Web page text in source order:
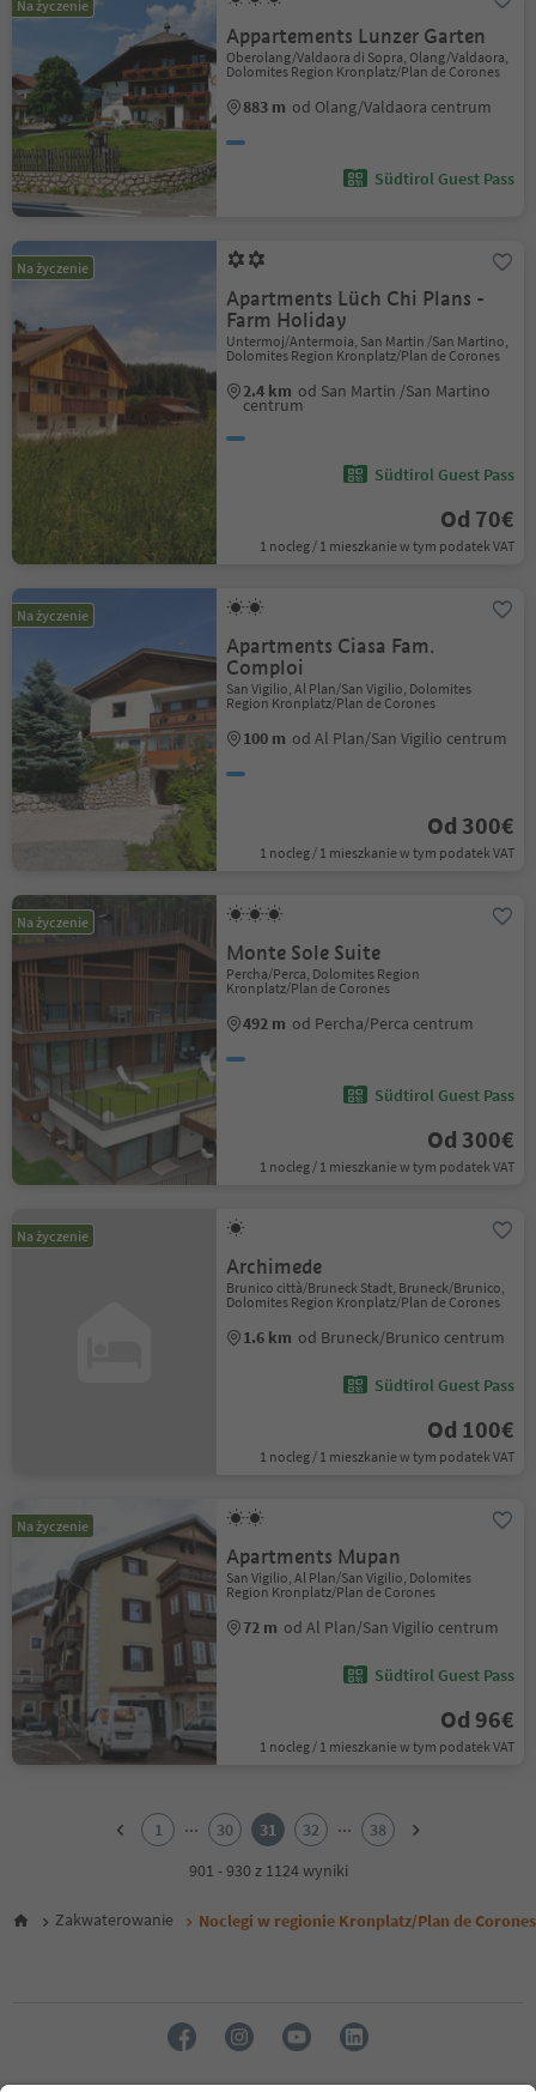
Na życzenie
Appartements Lunzer Garten
Oberolang/Valdaora di Sopra, Olang/Valdaora,
Dolomites Region Kronplatz/Plan de Corones
883 m od Olang/Valdaora centrum
Südtirol Guest Pass
Na życzenie
Apartments Lüch Chi Plans -
Farm Holiday
Untermoj/Antermoia, San Martin /San Martino,
Dolomites Region Kronplatz/Plan de Corones
2.4 km od San Martin /San Martino
centrum
Südtirol Guest Pass
Od 70€
1 nocleg / 1 mieszkanie w tym podatek VAT
Na życzenie
Apartments Ciasa Fam.
Comploi
San Vigilio, Al Plan/San Vigilio, Dolomites
Region Kronplatz/Plan de Corones
100 m od Al Plan/San Vigilio centrum
Od 300€
1 nocleg / 1 mieszkanie w tym podatek VAT
Na życzenie
Monte Sole Suite
Percha/Perca, Dolomites Region
Kronplatz/Plan de Corones
492 m od Percha/Perca centrum
Südtirol Guest Pass
Od 300€
1 nocleg / 1 mieszkanie w tym podatek VAT
Na życzenie
Archimede
Brunico città/Bruneck Stadt, Bruneck/Brunico,
Dolomites Region Kronplatz/Plan de Corones
1.6 km od Bruneck/Brunico centrum
Südtirol Guest Pass
Od 100€
1 nocleg / 1 mieszkanie w tym podatek VAT
Na życzenie
Apartments Mupan
San Vigilio, Al Plan/San Vigilio, Dolomites
Region Kronplatz/Plan de Corones
72 m od Al Plan/San Vigilio centrum
Südtirol Guest Pass
Od 96€
1 nocleg / 1 mieszkanie w tym podatek VAT
6
13
1 ... 30 31 32 ...
38
901 - 930 z 1124 wyniki
Zakwaterowanie Noclegi w regionie Kronplatz/Plan de Corones